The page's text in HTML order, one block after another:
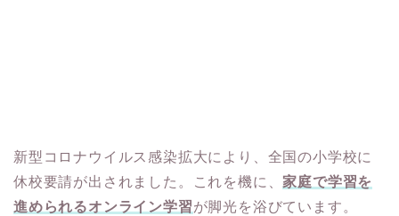
新型コロナウイルス感染拡大により、全国の小学校に
休校要請が出されました。これを機に、 家庭で学習を
進められるオンライン学習が脚光を浴びています。